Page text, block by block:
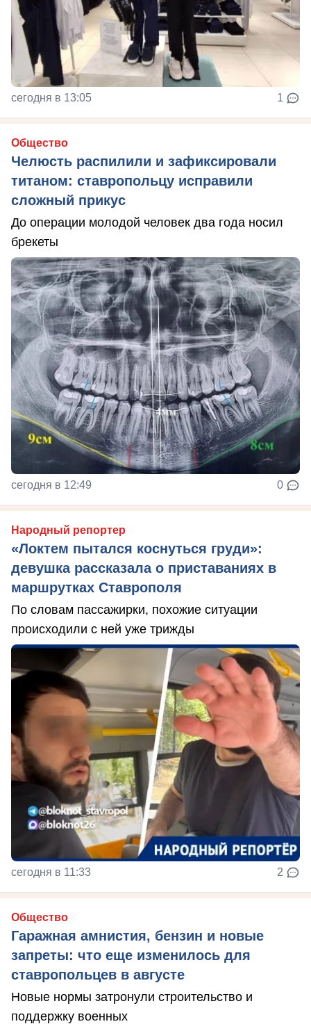
сегодня в 13:05 1
Общество
Челюсть распилили и зафиксировали
титаном: ставропольцу исправили
сложный прикус
До операции молодой человек два года носил
брекеты
сегодня в 12:49 0
Народный репортер
«Локтем пытался коснуться груди»:
девушка рассказала о приставаниях в
маршрутках Ставрополя
По словам пассажирки, похожие ситуации
происходили с ней уже трижды
сегодня в 11:33 2
Общество
Гаражная амнистия, бензин и новые
запреты: что еще изменилось для
ставропольцев в августе
Новые нормы затронули строительство и
поддержку военных